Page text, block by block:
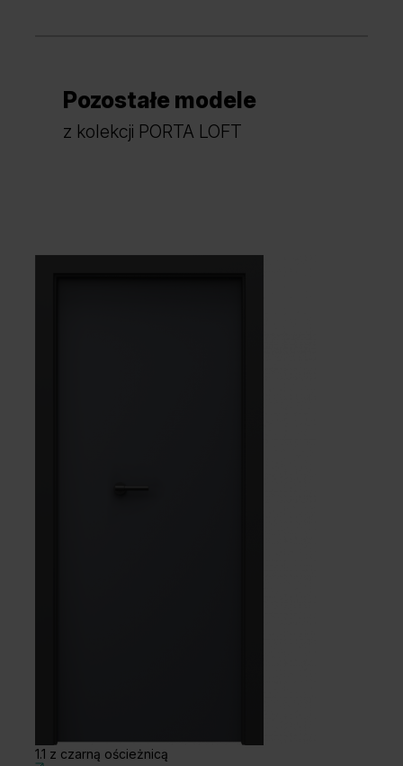
Pozostałe modele
z kolekcji PORTA LOFT
1.1 z czarną ościeżnicą